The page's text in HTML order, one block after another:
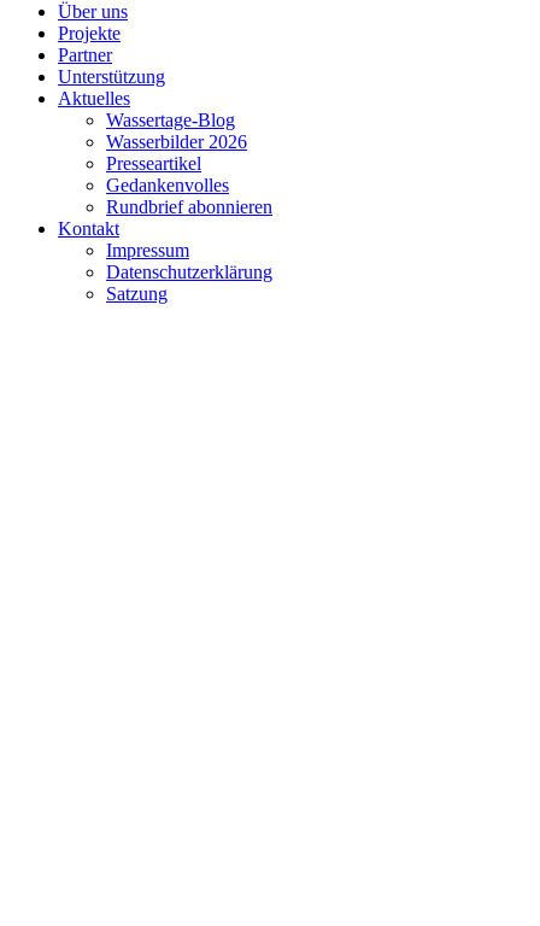
Über uns
Projekte
Partner
Unterstützung
Aktuelles
Wassertage-Blog
Wasserbilder 2026
Presseartikel
Gedankenvolles
Rundbrief abonnieren
Kontakt
Impressum
Datenschutzerklärung
Satzung